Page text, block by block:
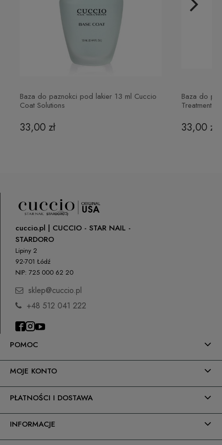
P.H. NEXT Maciej Wojnarowski
91-491 Łódź, Polska
biuro@cuccio.pl
Baza do paznokci pod lakier 13 ml Cuccio
Coat Solutions
33,00 zł
Baza do
Treatment
33,00 zł
POMOC
MOJE KONTO
PŁATNOŚCI I DOSTAWA
INFORMACJE
cuccio.pl | CUCCIO - STAR NAIL -
STARDORO
Lipiny 2
92-701 Łódź
NIP: 725 000 62 20
sklep@cuccio.pl
+48 512 041 222